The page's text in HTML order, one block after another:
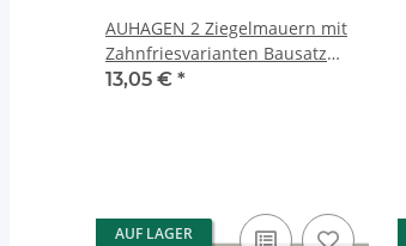
AUHAGEN 2 Ziegelmauern mit
Zahnfriesvarianten Bausatz
41205 Spur H0
13,05 € *
AUF LAGER